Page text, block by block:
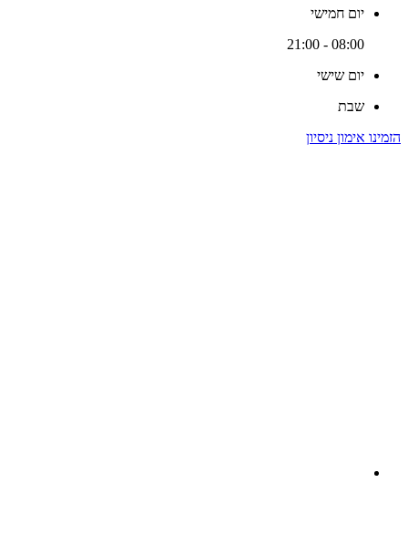
יום חמישי
08:00 - 21:00
יום שישי
שבת
הזמינו אימון ניסיון